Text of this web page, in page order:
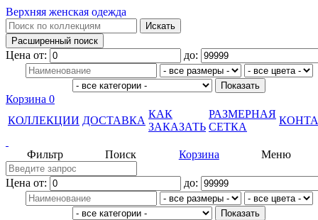
Верхняя женская одежда
Цена от: до:
Корзина 0
КОЛЛЕКЦИИ ДОСТАВКА
КАК
ЗАКАЗАТЬ
РАЗМЕРНАЯ
СЕТКА
Меню
Корзина
Поиск
Фильтр
Цена от: до: